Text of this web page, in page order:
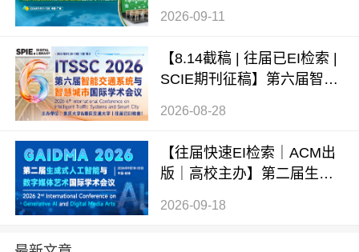
术会议 (ICMEIM 2026)
2026-09-11
【8.14截稿 | 往届已EI检索 |
SCIE期刊征稿】第六届智能
术会议（ITSSC 2026）
2026-08-28
【往届快速EI检索｜ACM出
版｜高校主办】第二届生成
术会议 (GAIDMA 2026)
2026-09-18